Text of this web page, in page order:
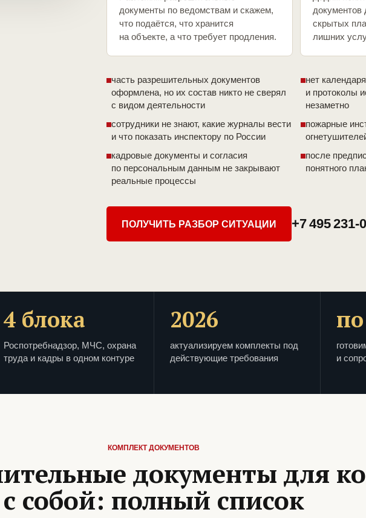
документы по ведомствам и скажем,
что подаётся, что хранится
на объекте, а что требует продления.
документов
скрытых
лишних
часть разрешительных документов
оформлена, но их состав никто не сверял
с видом деятельности
нет
и протоколы
незаметно
сотрудники не знают, какие журналы вести
и что показать инспектору по России
пожарные
кадровые документы и согласия
по персональным данным не закрывают
реальные процессы
после
понятного
ПОЛУЧИТЬ РАЗБОР СИТУАЦИИ +7 495 231-
4 блока
Роспотребнадзор, МЧС, охрана
труда и кадры в одном контуре
2026
актуализируем комплекты под
действующие требования
и
КОМПЛЕКТ ДОКУМЕНТОВ
документы для
с собой: полный список